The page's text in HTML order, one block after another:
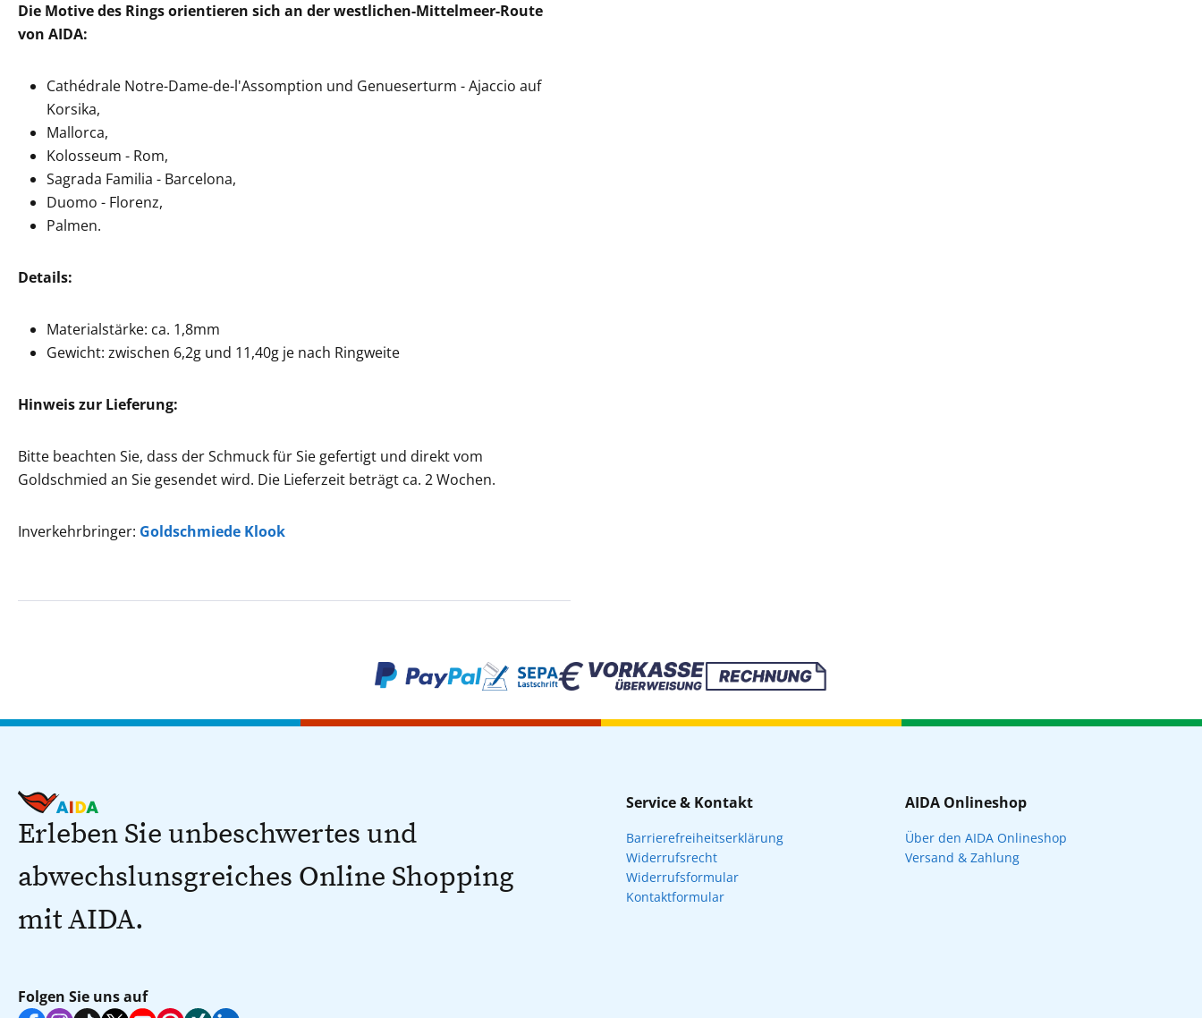
Die Motive des Rings orientieren sich an der westlichen-Mittelmeer-Route
von AIDA:
Cathédrale Notre-Dame-de-l'Assomption und Genueserturm - Ajaccio auf
Korsika,
Mallorca,
Kolosseum - Rom,
Sagrada Familia - Barcelona,
Duomo - Florenz,
Palmen.
Details:
Materialstärke: ca. 1,8mm
Gewicht: zwischen 6,2g und 11,40g je nach Ringweite
Hinweis zur Lieferung:
Bitte beachten Sie, dass der Schmuck für Sie gefertigt und direkt vom
Goldschmied an Sie gesendet wird. Die Lieferzeit beträgt ca. 2 Wochen.
Inverkehrbringer: Goldschmiede Klook
Erleben Sie unbeschwertes und
abwechslunsgreiches Online Shopping
mit AIDA.
Folgen Sie uns auf
Service & Kontakt
Barrierefreiheitserklärung
Widerrufsrecht
Widerrufsformular
Kontaktformular
AIDA Onlineshop
Über den AIDA Onlineshop
Versand & Zahlung